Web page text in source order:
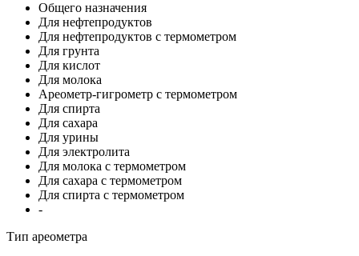
Общего назначения
Для нефтепродуктов
Для нефтепродуктов с термометром
Для грунта
Для кислот
Для молока
Ареометр-гигрометр с термометром
Для спирта
Для сахара
Для урины
Для электролита
Для молока с термометром
Для сахара с термометром
Для спирта с термометром
-
Тип ареометра